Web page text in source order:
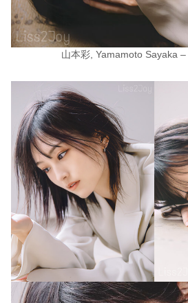
山本彩, Yamamoto Sayaka –